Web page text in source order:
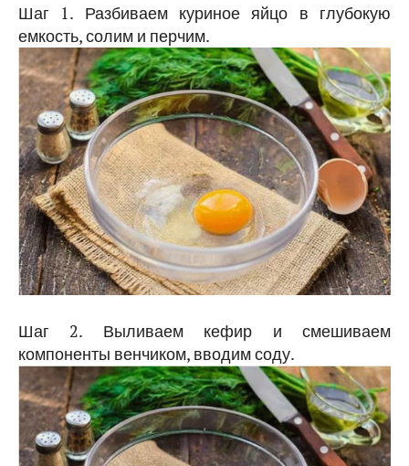
Шаг 1. Разбиваем куриное яйцо в глубокую
емкость, солим и перчим.
Шаг 2. Выливаем кефир и смешиваем
компоненты венчиком, вводим соду.